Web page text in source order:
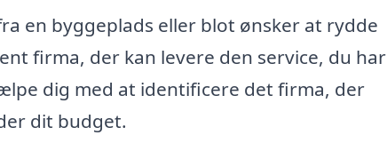
en byggeplads eller blot ønsker at rydde
firma, der kan levere den service, du har
dig med at identificere det firma, der
dit budget.